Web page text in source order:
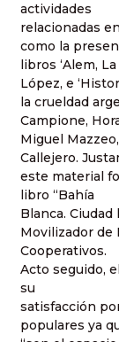
actividades
relacionadas
como la
libros ‘Alem,
López, e
la crueldad
Campione,
Miguel
Callejero.
este material
libro “Bahía
Blanca.
Movilizador de
Cooperativos.
Acto seguido,
su
satisfacción
populares ya